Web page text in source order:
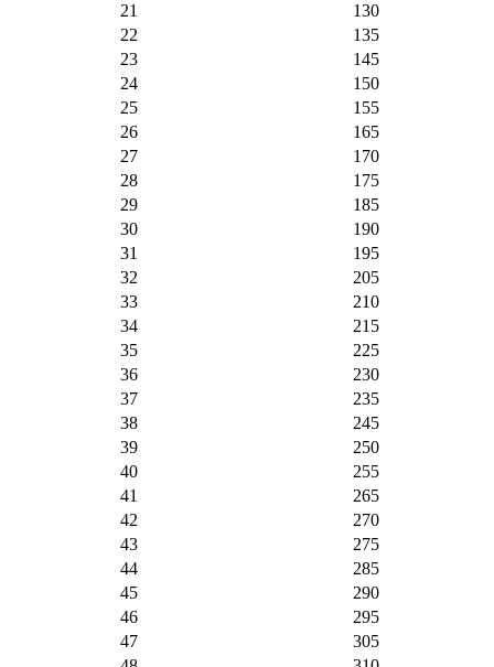
21
130
22
135
23
145
24
150
25
155
26
165
27
170
28
175
29
185
30
190
31
195
32
205
33
210
34
215
35
225
36
230
37
235
38
245
39
250
40
255
41
265
42
270
43
275
44
285
45
290
46
295
47
305